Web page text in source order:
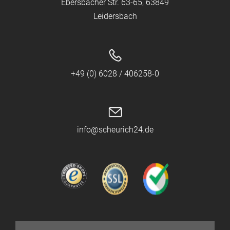
Ebersbacher Str. 63-65, 63849
Leidersbach
+49 (0) 6028 / 406258-0
info@scheurich24.de